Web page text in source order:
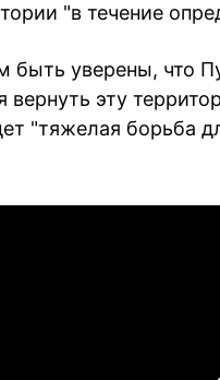
"в течение
уверены, что
вернуть эту
"тяжелая борьба